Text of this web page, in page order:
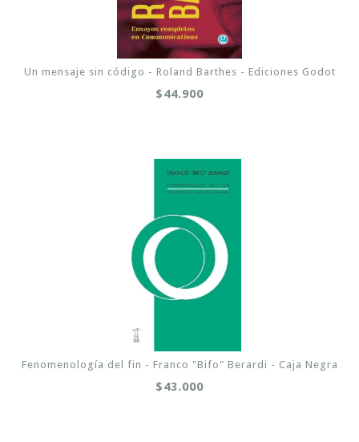
Un mensaje sin código - Roland Barthes - Ediciones Godot
$44.900
Fenomenología del fin - Franco "Bifo" Berardi - Caja Negra
$43.000